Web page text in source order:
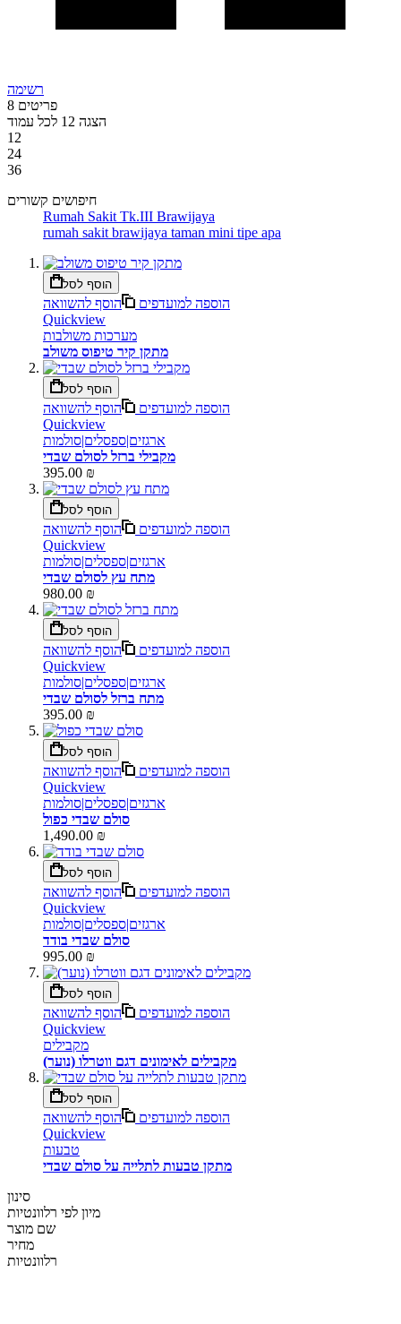
רשימה
8 פריטים
הצגה 12 לכל עמוד
12
24
36
חיפושים קשורים
Rumah Sakit Tk.III Brawijaya
rumah sakit brawijaya taman mini tipe apa
הוסף לסל
הוספה למועדפים
הוסף להשוואה
Quickview
מערכות משולבות
מתקן קיר טיפוס משולב
הוסף לסל
הוספה למועדפים
הוסף להשוואה
Quickview
ארגזים|ספסלים|סולמות
מקבילי ברזל לסולם שבדי
395.00 ₪
הוסף לסל
הוספה למועדפים
הוסף להשוואה
Quickview
ארגזים|ספסלים|סולמות
מתח עץ לסולם שבדי
980.00 ₪
הוסף לסל
הוספה למועדפים
הוסף להשוואה
Quickview
ארגזים|ספסלים|סולמות
מתח ברזל לסולם שבדי
395.00 ₪
הוסף לסל
הוספה למועדפים
הוסף להשוואה
Quickview
ארגזים|ספסלים|סולמות
סולם שבדי כפול
1,490.00 ₪
הוסף לסל
הוספה למועדפים
הוסף להשוואה
Quickview
ארגזים|ספסלים|סולמות
סולם שבדי בודד
995.00 ₪
הוסף לסל
הוספה למועדפים
הוסף להשוואה
Quickview
מקבילים
מקבילים לאימונים דגם ווטרלו (נוער)
הוסף לסל
הוספה למועדפים
הוסף להשוואה
Quickview
טבעות
מתקן טבעות לתלייה על סולם שבדי
סינון
מיון לפי רלוונטיות
שם מוצר
מחיר
רלוונטיות